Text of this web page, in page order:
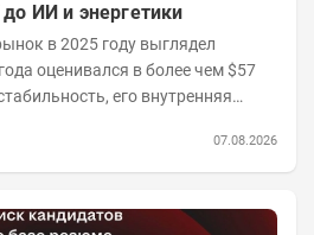
ИИ и энергетики
в 2025 году выглядел
оценивался в более чем $57
его внутренняя
07.08.2026